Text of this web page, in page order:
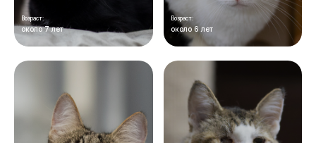
Возраст:
около 7 лет
Возраст:
около 6 лет